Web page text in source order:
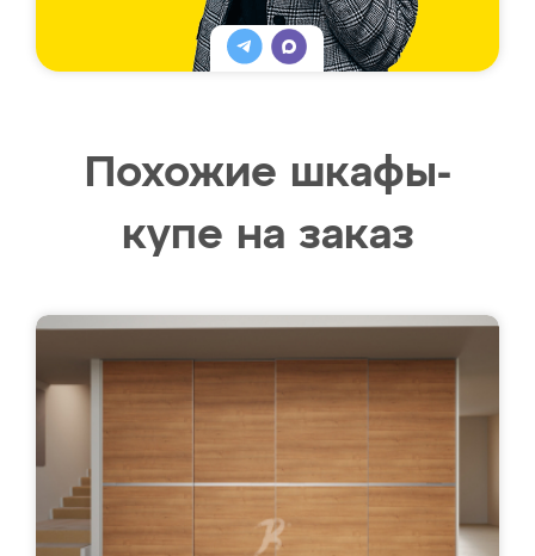
Похожие шкафы-
купе на заказ